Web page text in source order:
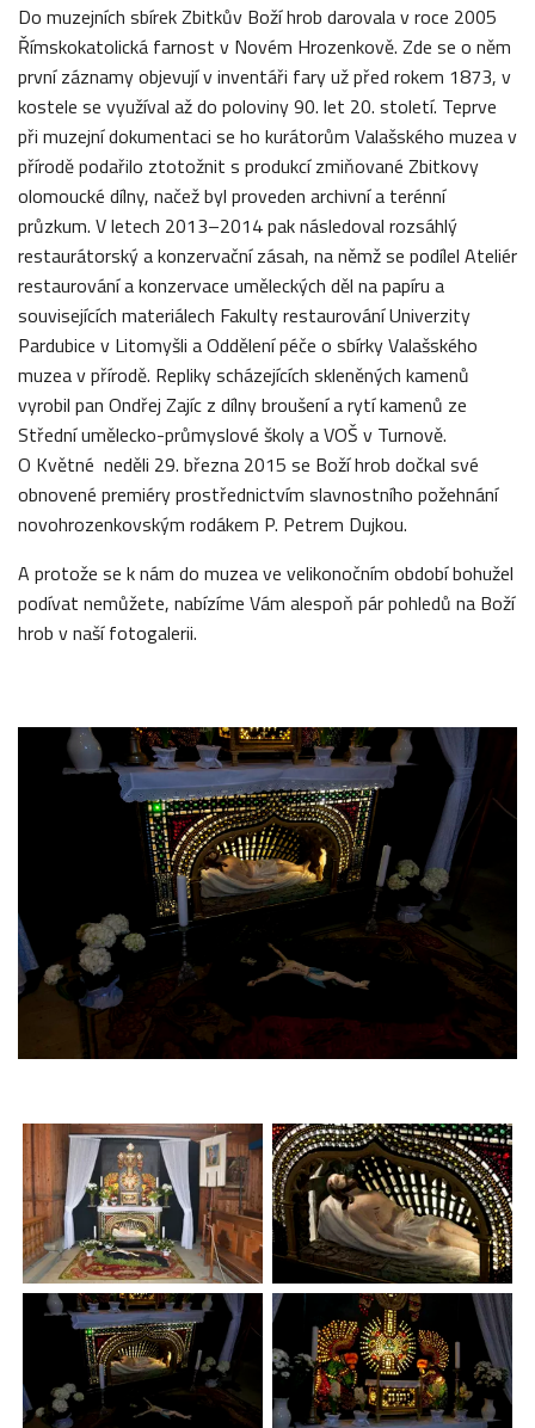
Do muzejních sbírek Zbitkův Boží hrob darovala v roce 2005
Římskokatolická farnost v Novém Hrozenkově. Zde se o něm
první záznamy objevují v inventáři fary už před rokem 1873, v
kostele se využíval až do poloviny 90. let 20. století. Teprve
při muzejní dokumentaci se ho kurátorům Valašského muzea v
přírodě podařilo ztotožnit s produkcí zmiňované Zbitkovy
olomoucké dílny, načež byl proveden archivní a terénní
průzkum. V letech 2013–2014 pak následoval rozsáhlý
restaurátorský a konzervační zásah, na němž se podílel Ateliér
restaurování a konzervace uměleckých děl na papíru a
souvisejících materiálech Fakulty restaurování Univerzity
Pardubice v Litomyšli a Oddělení péče o sbírky Valašského
muzea v přírodě. Repliky scházejících skleněných kamenů
vyrobil pan Ondřej Zajíc z dílny broušení a rytí kamenů ze
Střední umělecko-průmyslové školy a VOŠ v Turnově.
O Květné neděli 29. března 2015 se Boží hrob dočkal své
obnovené premiéry prostřednictvím slavnostního požehnání
novohrozenkovským rodákem P. Petrem Dujkou.
A protože se k nám do muzea ve velikonočním období bohužel
podívat nemůžete, nabízíme Vám alespoň pár pohledů na Boží
hrob v naší fotogalerii.